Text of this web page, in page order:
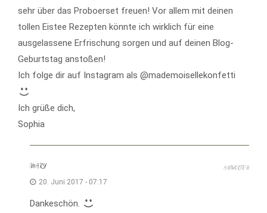
sehr über das Proboerset freuen! Vor allem mit deinen
tollen Eistee Rezepten könnte ich wirklich für eine
ausgelassene Erfrischung sorgen und auf deinen Blog-
Geburtstag anstoßen!
Ich folge dir auf Instagram als @mademoisellekonfetti
Ich grüße dich,
Sophia
MARY
20. Juni 2017 - 07:17
Dankeschön.
ANTWORTEN